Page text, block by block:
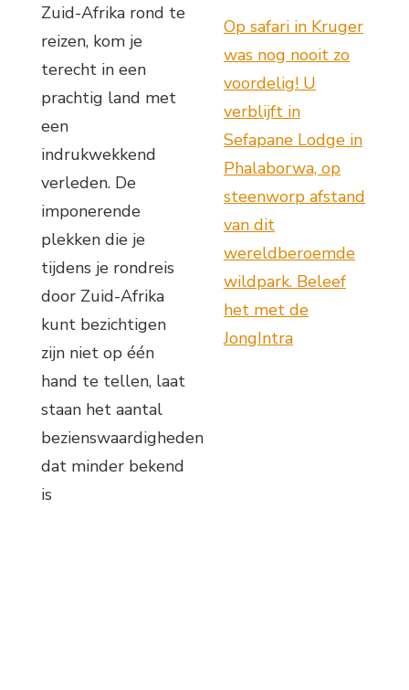
Zuid-Afrika rond te
reizen, kom je
terecht in een
prachtig land met
een
indrukwekkend
verleden. De
imponerende
plekken die je
tijdens je rondreis
door Zuid-Afrika
kunt bezichtigen
zijn niet op één
hand te tellen, laat
staan het aantal
bezienswaardigheden
dat minder bekend
is
Op safari in Kruger
was nog nooit zo
voordelig! U
verblijft in
Sefapane Lodge in
Phalaborwa, op
steenworp afstand
van dit
wereldberoemde
wildpark. Beleef
het met de
JongIntra